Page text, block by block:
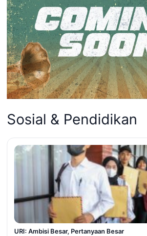
Sosial & Pendidikan
URI: Ambisi Besar, Pertanyaan Besar